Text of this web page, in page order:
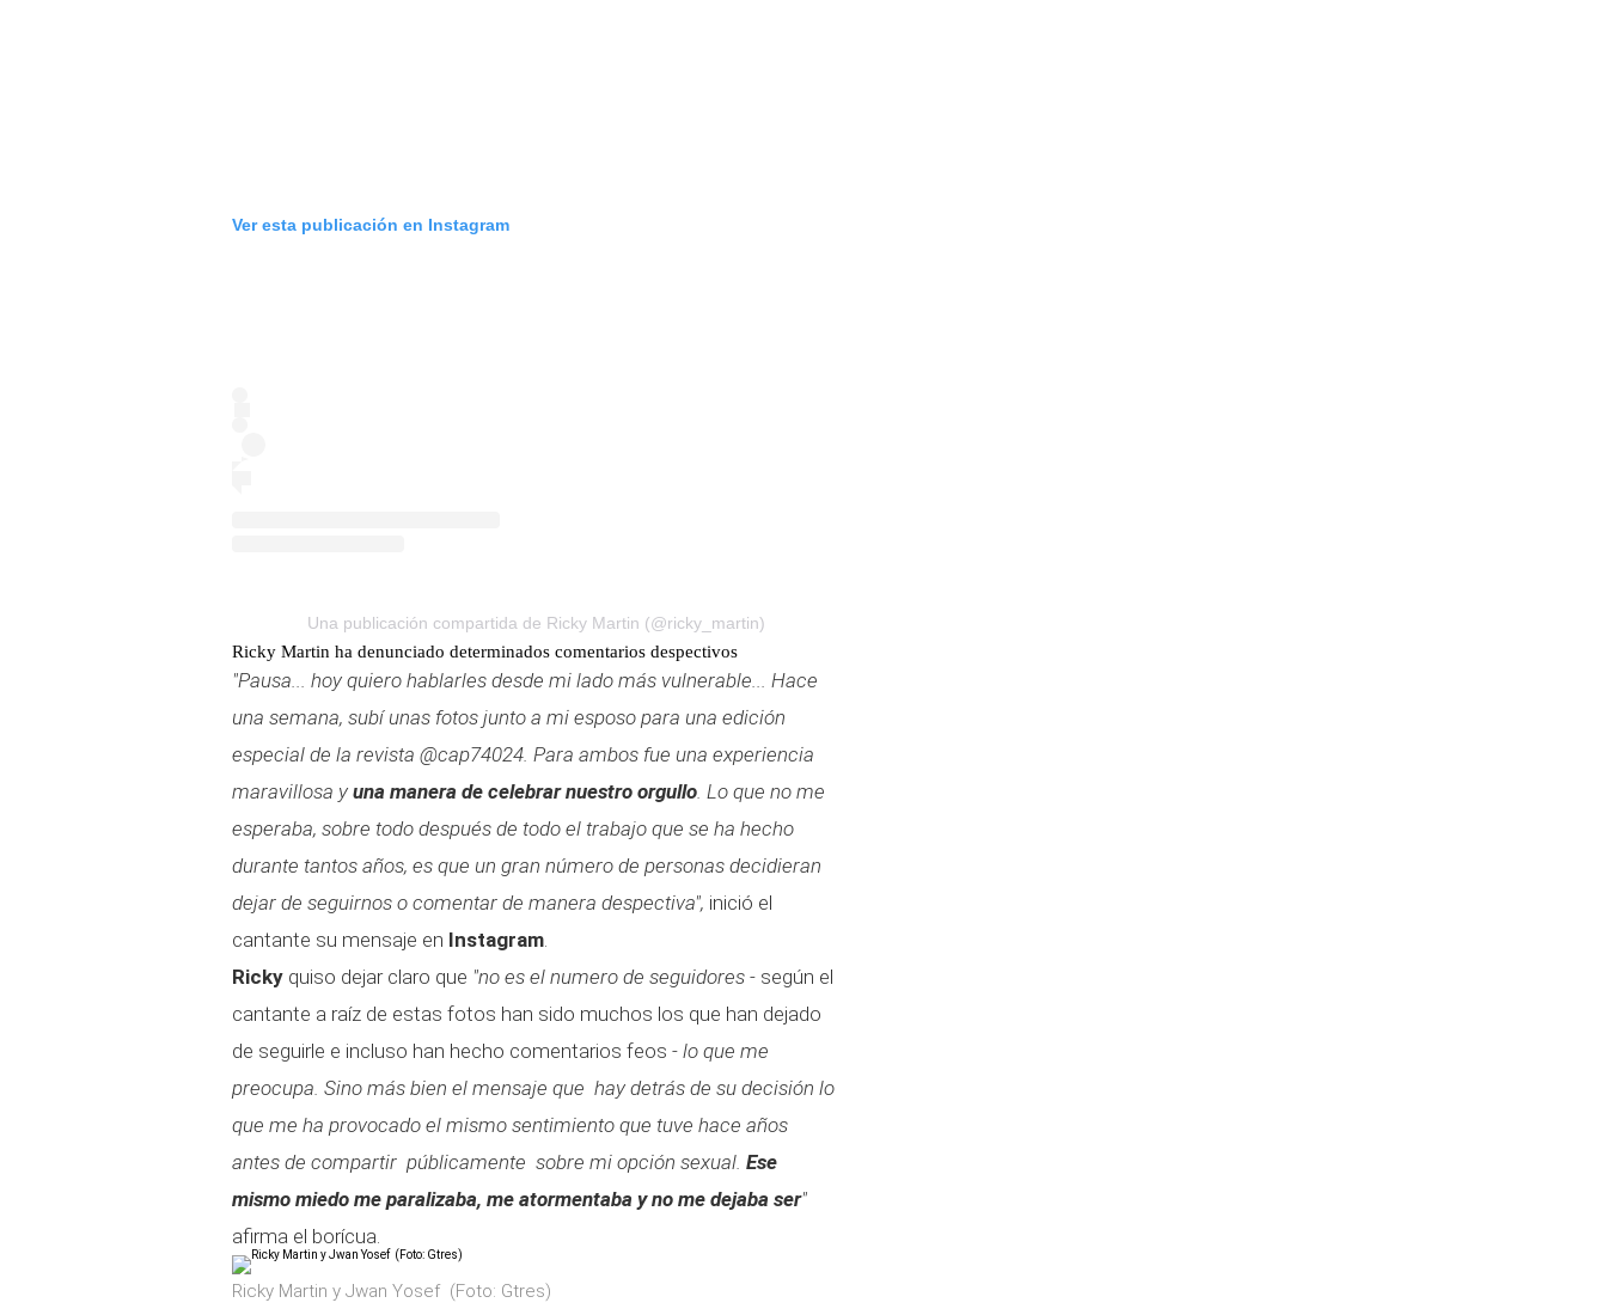
Ver esta publicación en Instagram
Una publicación compartida de Ricky Martin (@ricky_martin)
Ricky Martin ha denunciado determinados comentarios despectivos
"Pausa... hoy quiero hablarles desde mi lado más vulnerable... Hace
una semana, subí unas fotos junto a mi esposo para una edición
especial de la revista @cap74024. Para ambos fue una experiencia
maravillosa y una manera de celebrar nuestro orgullo . Lo que no me
esperaba, sobre todo después de todo el trabajo que se ha hecho
durante tantos años, es que un gran número de personas decidieran
dejar de seguirnos o comentar de manera despectiva", inició el
cantante su mensaje en Instagram
Ricky quiso dejar claro que "no es el numero de seguidores - según el
cantante a raíz de estas fotos han sido muchos los que han dejado
de seguirle e incluso han hecho comentarios feos - lo que me
preocupa. Sino más bien el mensaje que hay detrás de su decisión lo
que me ha provocado el mismo sentimiento que tuve hace años
antes de compartir públicamente sobre mi opción sexual. Ese
mismo miedo me paralizaba, me atormentaba y no me dejaba ser"
afirma el borícua.
Ricky Martin y Jwan Yosef (Foto: Gtres)